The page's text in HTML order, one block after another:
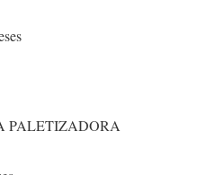
PALETIZADORA